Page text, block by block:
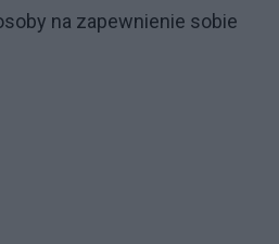
na zapewnienie sobie